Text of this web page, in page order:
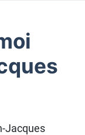
Jacques